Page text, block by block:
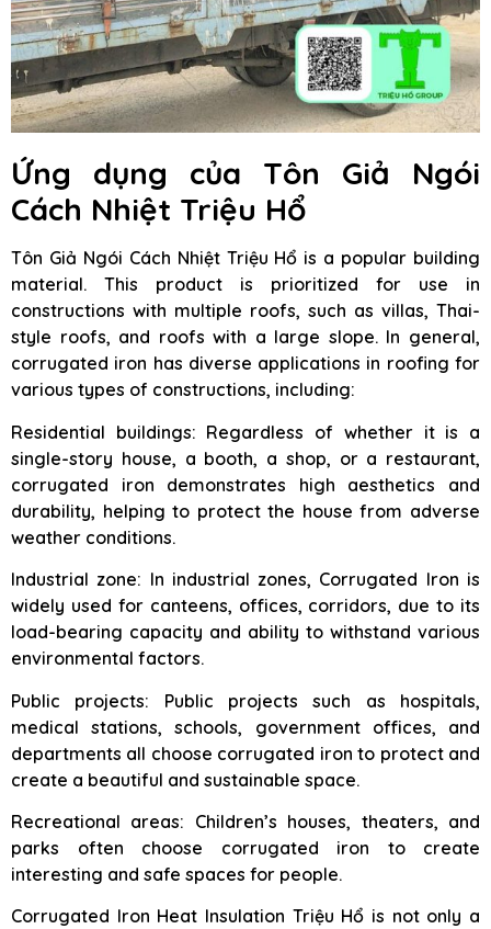
Ứng dụng của Tôn Giả Ngói
Cách Nhiệt Triệu Hổ
Tôn Giả Ngói Cách Nhiệt Triệu Hổ is a popular building
material. This product is prioritized for use in
constructions with multiple roofs, such as villas, Thai-
style roofs, and roofs with a large slope. In general,
corrugated iron has diverse applications in roofing for
various types of constructions, including:
Residential buildings: Regardless of whether it is a
single-story house, a booth, a shop, or a restaurant,
corrugated iron demonstrates high aesthetics and
durability, helping to protect the house from adverse
weather conditions.
Industrial zone: In industrial zones, Corrugated Iron is
widely used for canteens, offices, corridors, due to its
load-bearing capacity and ability to withstand various
environmental factors.
Public projects: Public projects such as hospitals,
medical stations, schools, government offices, and
departments all choose corrugated iron to protect and
create a beautiful and sustainable space.
Recreational areas: Children’s houses, theaters, and
parks often choose corrugated iron to create
interesting and safe spaces for people.
Corrugated Iron Heat Insulation Triệu Hổ is not only a